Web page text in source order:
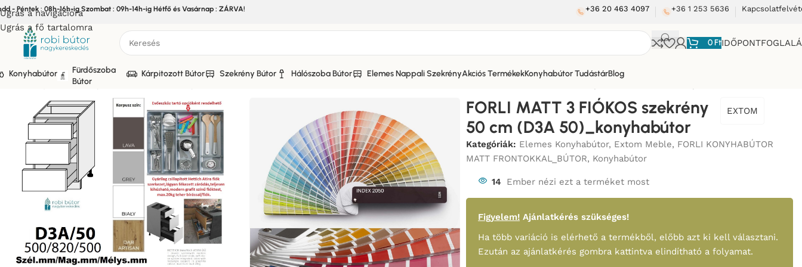
Ugrás a navigációra
Ugrás a fő tartalomra
- Péntek : 08h-16h-ig Szombat : 09h-14h-ig Hétfő és Vasárnap : ZÁRVA! +36 20 463 4097 +36 1 253 5636
0Ft
Konyhabútor
Fürdőszoba
Bútor
Kárpitozott Bútor Szekrény Bútor Hálószoba Bútor Elemes Nappali SzekrényAkciós TermékekKonyhabútor TudástárBlog
Bútor/Konyhabútor
FORLI MATT 3 FIÓKOS szekrény
50 cm (D3A 50)_konyhabútor
EXTOM
Kategóriák: Elemes Konyhabútor, Extom Meble, FORLI KONYHABÚTOR
MATT FRONTOKKAL_BÚTOR, Konyhabútor
14 Ember nézi ezt a terméket most
Figyelem! Ajánlatkérés szükséges!
Ha több variáció is elérhető a termékből, előbb azt ki kell választani.
Ezután az ajánlatkérés gombra kattintva elindítható a folyamat.